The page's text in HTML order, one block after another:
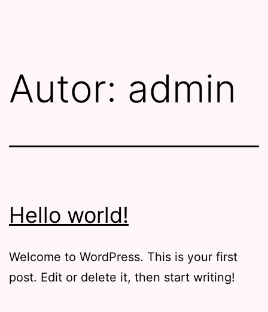
gemacht
Autor: admin
Hello world!
Welcome to WordPress. This is your first
post. Edit or delete it, then start writing!